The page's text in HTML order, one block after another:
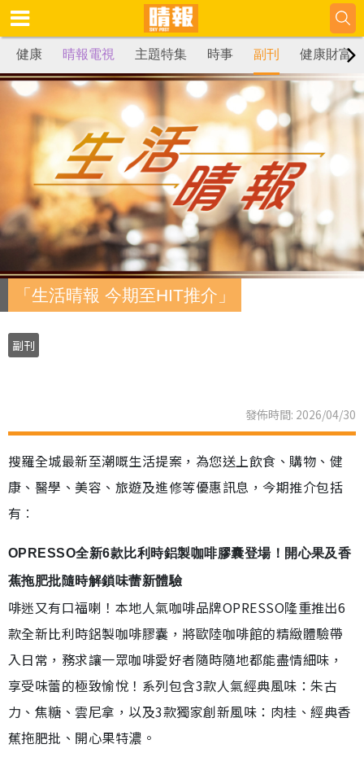
健康 晴報電視 主題特集 時事 副刊 健康財富
「生活晴報 今期至HIT推介」
副刊
發佈時間: 2026/04/30
搜羅全城最新至潮嘅生活提案，為您送上飲食、購物、健
康、醫學、美容、旅遊及進修等優惠訊息，今期推介包括
有︰
OPRESSO全新6款比利時鋁製咖啡膠囊登場！開心果及香
蕉拖肥批隨時解鎖味蕾新體驗
啡迷又有口福喇！本地人氣咖啡品牌OPRESSO隆重推出6
款全新比利時鋁製咖啡膠囊，將歐陸咖啡館的精緻體驗帶
入日常，務求讓一眾咖啡愛好者隨時隨地都能盡情細味，
享受味蕾的極致愉悅！系列包含3款人氣經典風味：朱古
力、焦糖、雲尼拿，以及3款獨家創新風味：肉桂、經典香
蕉拖肥批、開心果特濃。